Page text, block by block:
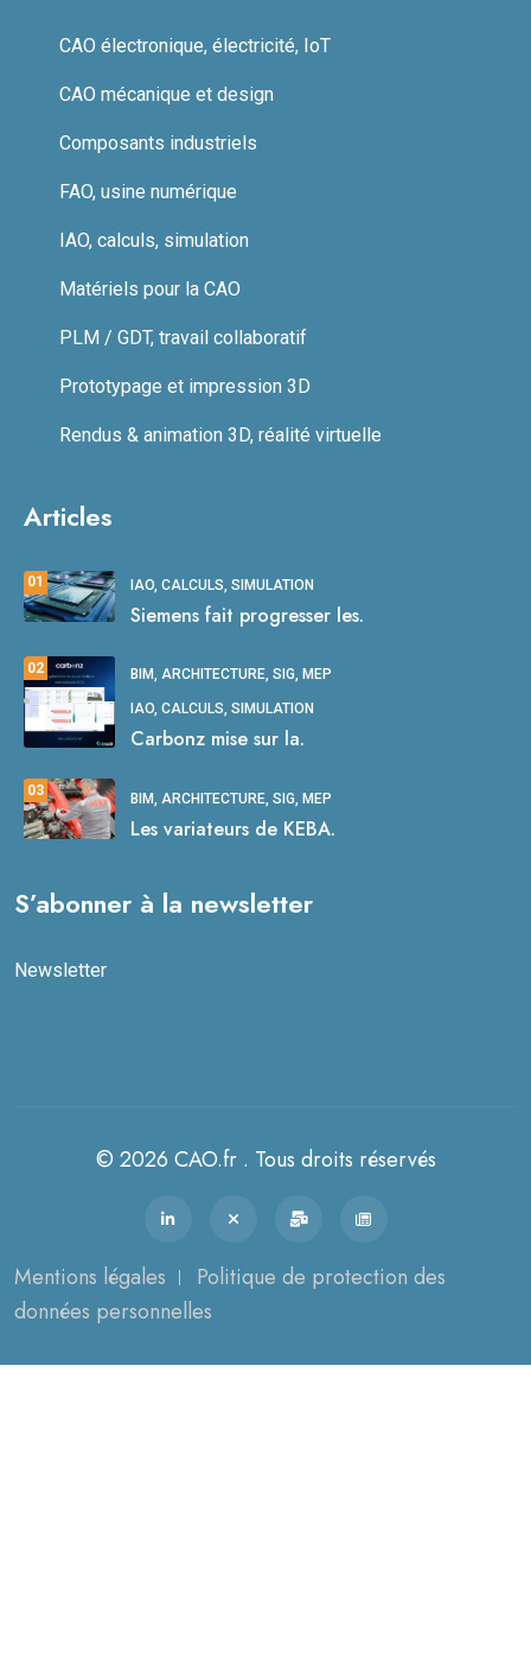
CAO électronique, électricité, IoT
CAO mécanique et design
Composants industriels
FAO, usine numérique
IAO, calculs, simulation
Matériels pour la CAO
PLM / GDT, travail collaboratif
Prototypage et impression 3D
Rendus & animation 3D, réalité virtuelle
Articles
01 IAO, CALCULS, SIMULATION
Siemens fait progresser les.
02 BIM, ARCHITECTURE, SIG, MEP
IAO, CALCULS, SIMULATION
Carbonz mise sur la.
03 BIM, ARCHITECTURE, SIG, MEP
Les variateurs de KEBA.
S’abonner à la newsletter
Newsletter
© 2026 CAO.fr . Tous droits réservés
Mentions légales
Politique de protection des
données personnelles